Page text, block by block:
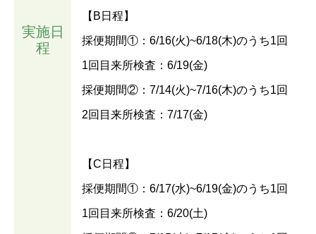
実施日
程
【B日程】
採便期間①：6/16(火)~6/18(木)のうち1回
1回目来所検査：6/19(金)
採便期間②：7/14(火)~7/16(木)のうち1回
2回目来所検査：7/17(金)
【C日程】
採便期間①：6/17(水)~6/19(金)のうち1回
1回目来所検査：6/20(土)